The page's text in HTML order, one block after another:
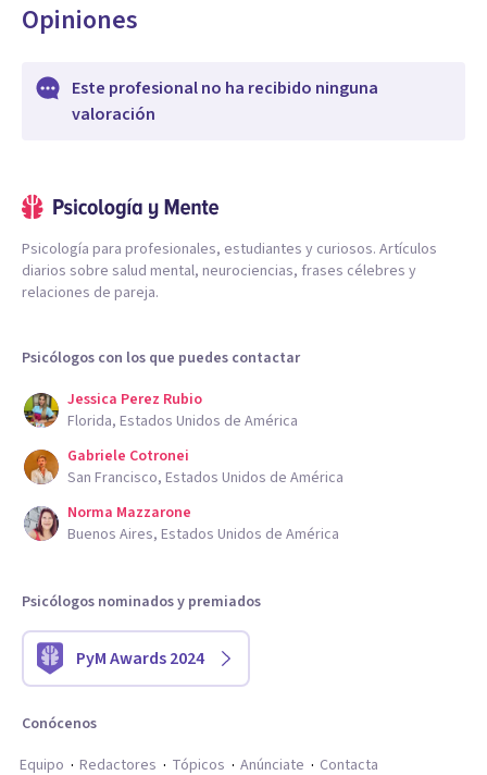
Opiniones
Este profesional no ha recibido ninguna
valoración
Psicología para profesionales, estudiantes y curiosos. Artículos
diarios sobre salud mental, neurociencias, frases célebres y
relaciones de pareja.
Psicólogos con los que puedes contactar
Jessica Perez Rubio
Florida, Estados Unidos de América
Gabriele Cotronei
San Francisco, Estados Unidos de América
Norma Mazzarone
Buenos Aires, Estados Unidos de América
Psicólogos nominados y premiados
PyM Awards 2024
Conócenos
Equipo
Redactores Tópicos Anúnciate Contacta